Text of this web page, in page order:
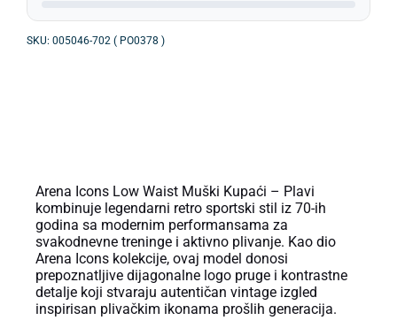
SKU: 005046-702 ( PO0378 )
Arena Icons Low Waist Muški Kupaći – Plavi
kombinuje legendarni retro sportski stil iz 70-ih
godina sa modernim performansama za
svakodnevne treninge i aktivno plivanje. Kao dio
Arena Icons kolekcije, ovaj model donosi
prepoznatljive dijagonalne logo pruge i kontrastne
detalje koji stvaraju autentičan vintage izgled
inspirisan plivačkim ikonama prošlih generacija.